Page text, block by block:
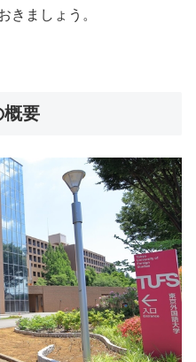
きましょう。
概要